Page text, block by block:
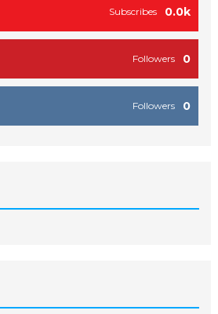
0.0k
Subscribes
0
Followers
0
Followers